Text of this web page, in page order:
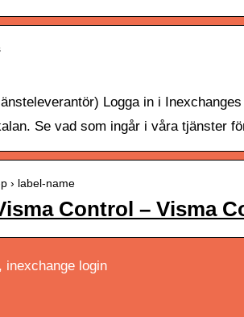
Logga in i
Se vad som ingår i våra tjänster
› label-name
Control – Visma
inexchange login